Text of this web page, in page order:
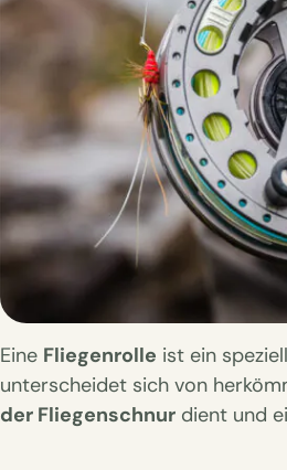
Eine Fliegenrolle ist ein
unterscheidet sich von
der Fliegenschnur dient und